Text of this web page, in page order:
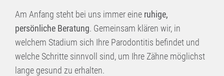
Am Anfang steht bei uns immer eine ruhige,
persönliche Beratung. Gemeinsam klären wir, in
welchem Stadium sich Ihre Parodontitis befindet und
welche Schritte sinnvoll sind, um Ihre Zähne möglichst
lange gesund zu erhalten.